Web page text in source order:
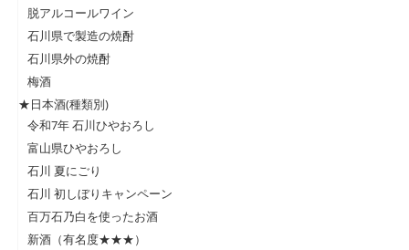
脱アルコールワイン
石川県で製造の焼酎
石川県外の焼酎
梅酒
★日本酒(種類別)
令和7年 石川ひやおろし
富山県ひやおろし
石川 夏にごり
石川 初しぼりキャンペーン
百万石乃白を使ったお酒
新酒（有名度★★★）